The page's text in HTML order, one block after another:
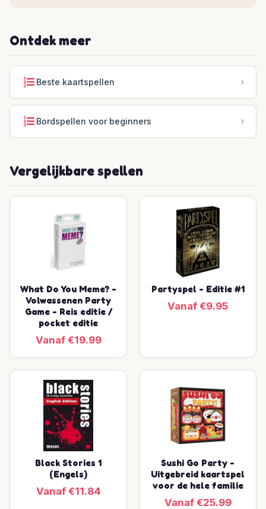
Ontdek meer
Beste kaartspellen
Bordspellen voor beginners
Vergelijkbare spellen
What Do You Meme? -
Volwassenen Party
Game - Reis editie /
pocket editie
Vanaf €19.99
Partyspel - Editie #1
Vanaf €9.95
Black Stories 1
(Engels)
Vanaf €11.84
Sushi Go Party -
Uitgebreid kaartspel
voor de hele familie
Vanaf €25.99